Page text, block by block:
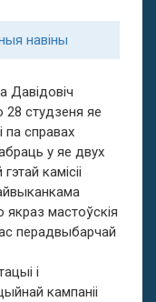
навіны
Давідовіч
студзеня яе
па справах
у яе двух
камісіі
якраз мастоўскія
перадвыбарчай
і
кампаніі